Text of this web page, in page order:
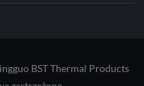
BST Thermal Products